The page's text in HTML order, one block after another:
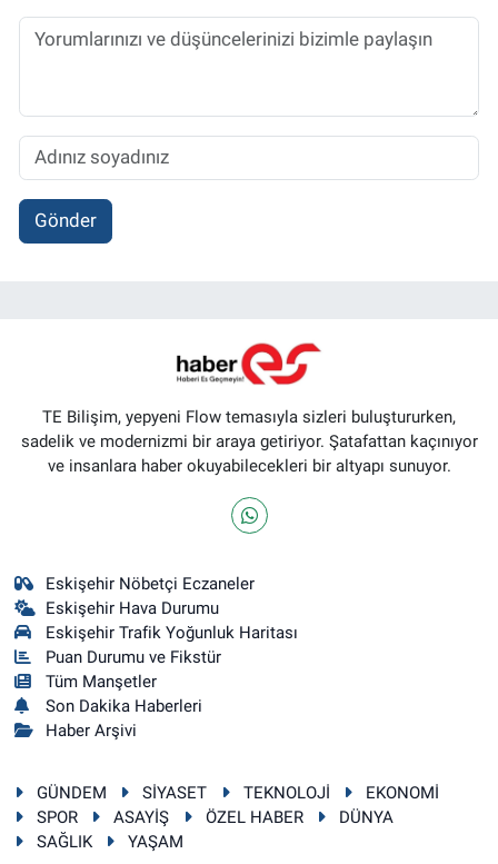
Gönder
TE Bilişim, yepyeni Flow temasıyla sizleri buluştururken,
sadelik ve modernizmi bir araya getiriyor. Şatafattan kaçınıyor
ve insanlara haber okuyabilecekleri bir altyapı sunuyor.
Eskişehir Nöbetçi Eczaneler
Eskişehir Hava Durumu
Eskişehir Trafik Yoğunluk Haritası
Puan Durumu ve Fikstür
Tüm Manşetler
Son Dakika Haberleri
Haber Arşivi
GÜNDEM SİYASET TEKNOLOJİ
EKONOMİ
SPOR
ASAYİŞ ÖZEL HABER
DÜNYA
SAĞLIK
YAŞAM